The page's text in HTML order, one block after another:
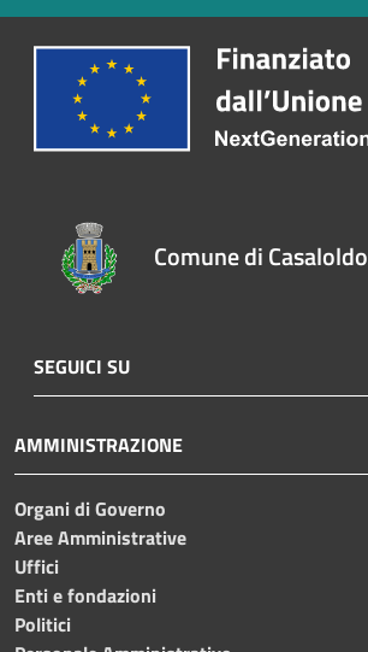
Comune di Casaloldo
SEGUICI SU
AMMINISTRAZIONE
Organi di Governo
Aree Amministrative
Uffici
Enti e fondazioni
Politici